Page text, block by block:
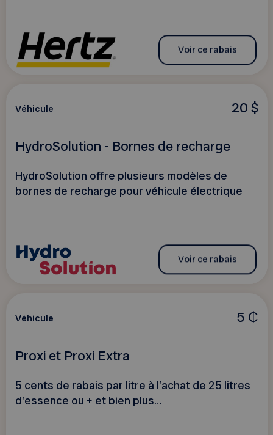
Voir ce rabais
20 $
Véhicule
HydroSolution - Bornes de recharge
HydroSolution offre plusieurs modèles de
bornes de recharge pour véhicule électrique
Voir ce rabais
5 ₵
Véhicule
Proxi et Proxi Extra
5 cents de rabais par litre à l’achat de 25 litres
d’essence ou + et bien plus…